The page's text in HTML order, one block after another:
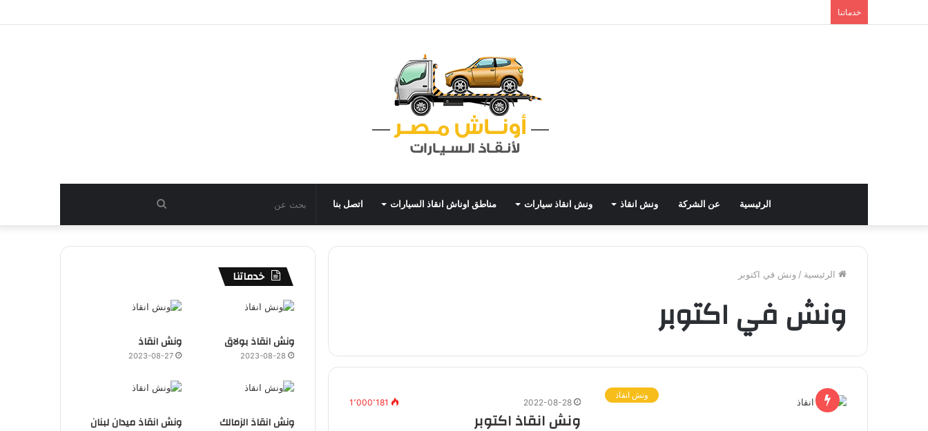
خدماتنا
الرئيسية عن الشركة ونش انقاذ ونش انقاذ سيارات مناطق اوناش انقاذ السيارات اتصل بنا
عن
الرئيسية / ونش في اكتوبر
ونش في اكتوبر
ونش انقاذ
2022-08-28 1٬000٬181
ونش انقاذ اكتوبر
خدماتنا
ونش انقاذ بولاق
2023-08-28
ونش انقاذ
2023-08-27
ونش انقاذ الزمالك ونش انقاذ ميدان لبنان